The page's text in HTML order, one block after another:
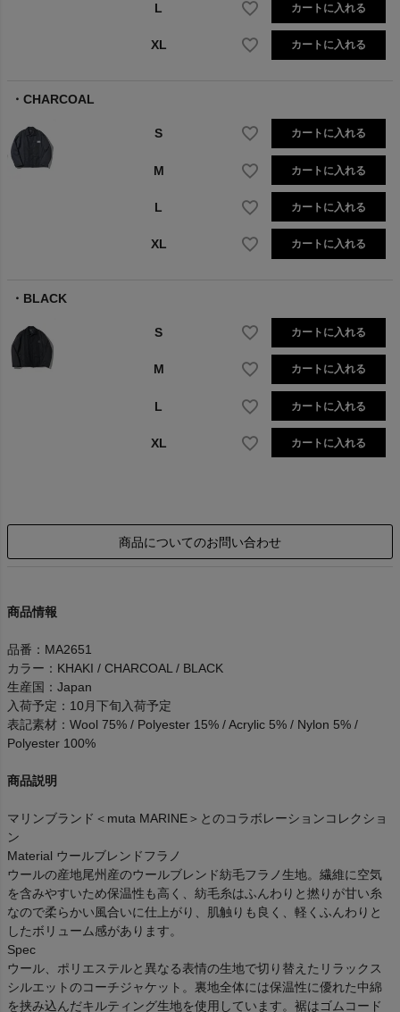
L カートに入れる
XL カートに入れる
CHARCOAL
S カートに入れる
M カートに入れる
L カートに入れる
XL カートに入れる
BLACK
S カートに入れる
M カートに入れる
L カートに入れる
XL カートに入れる
商品についてのお問い合わせ
商品情報
品番：MA2651
カラー：KHAKI / CHARCOAL / BLACK
生産国：Japan
入荷予定：10月下旬入荷予定
表記素材：Wool 75% / Polyester 15% / Acrylic 5% / Nylon 5% /
Polyester 100%
商品説明
マリンブランド＜muta MARINE＞とのコラボレーションコレクショ
ン
Material ウールブレンドフラノ
ウールの産地尾州産のウールブレンド紡毛フラノ生地。繊維に空気
を含みやすいため保温性も高く、紡毛糸はふんわりと撚りが甘い糸
なので柔らかい風合いに仕上がり、肌触りも良く、軽くふんわりと
したボリューム感があります。
Spec
ウール、ポリエステルと異なる表情の生地で切り替えたリラックス
シルエットのコーチジャケット。裏地全体には保温性に優れた中綿
を挟み込んだキルティング生地を使用しています。裾はゴムコード